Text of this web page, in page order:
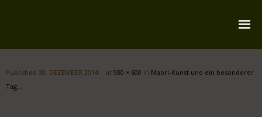
Published 30. DEZEMBER 2014 at 900 × 600 in Maori-Kunst und ein besonderer
Tag…